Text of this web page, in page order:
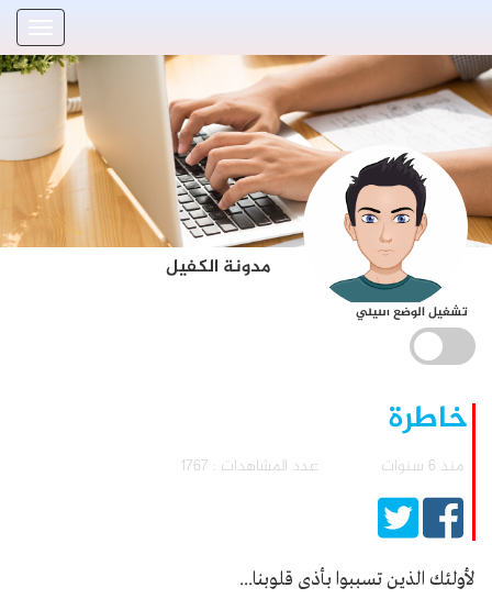
مدونة الكفيل
تشغيل الوضع الليلي
خاطرة
منذ 6 سنوات عدد المشاهدات : 1767
لأولئك الذين تسببوا بأذى قلوبنا...